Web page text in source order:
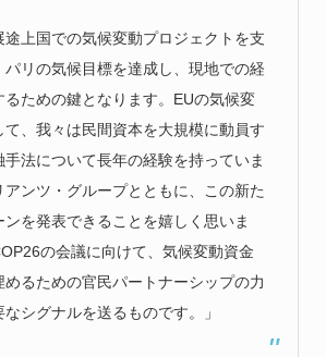
途上国での気候変動プロジェクトを支
パリの気候目標を達成し、現地での経
るための鍵となります。EUの気候変
て、我々は民間資本を大規模に動員す
手法について長年の経験を持っていま
ンツ・グループとともに、この新た
ンを発表できることを嬉しく思いま
の会議に向けて、気候変動資金
るための官民パートナーシップの力
シグナルを送るものです。」